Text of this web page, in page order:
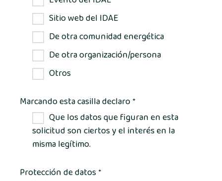
Sitio web del IDAE
De otra comunidad energética
De otra organización/persona
Otros
Marcando esta casilla declaro *
Que los datos que figuran en esta
solicitud son ciertos y el interés en la
misma legítimo.
Protección de datos *